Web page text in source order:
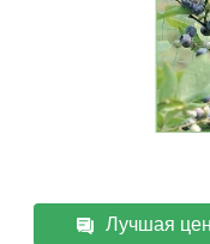
Лучшая